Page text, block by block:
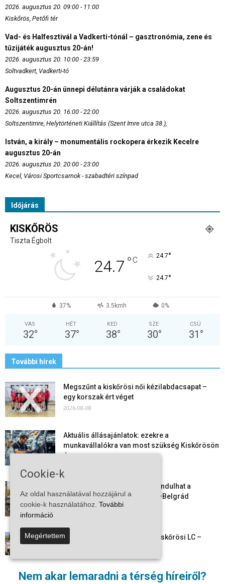
Nem akar lemaradni a térség híreiről?
2026. augusztus 20. 09:00 - 11:00
Kiskőrös, Petőfi tér
Vad- és Halfesztivál a Vadkerti-tónál – gasztronómia, zene és
tűzijáték augusztus 20-án!
2026. augusztus 20. 10:00 - 23:59
Soltvadkert, Vadkerti-tó
Augusztus 20-án ünnepi délutánra várják a családokat
Soltszentimrén
2026. augusztus 20. 16:00 - 22:00
Soltszentimre, Helytörténeti Kiállítás (Szent Imre utca 38.),
István, a király – monumentális rockopera érkezik Kecelre
augusztus 20-án
2026. augusztus 20. 20:00 - 23:00
Kecel, Városi Sportcsarnok - szabadtéri színpad
Időjárás
KISKŐRÖS
Tiszta Égbolt
24.7 °C 24.7°
24.7°
37% 3.5kmh 0%
VAS
32°
HÉT
37°
KED
38°
SZE
30°
CSÜ
31 °
További hírek
Megszűnt a kiskőrösi női kézilabdacsapat –
egy korszak ért véget
2026-08-08
Aktuális állásajánlatok: ezekre a
munkavállalókra van most szükség Kiskőrösön
és a...
Vitézy Dávid: már ősszel újraindulhat a
személyszállítás a Budapest–Belgrád
vasútvonalon
Megkezdte a felkészülést a Kiskőrösi LC –
2026-08-06
Cookie-k
Az oldal használatával hozzájárul a
cookie-k használatához. További
információ
Megértettem